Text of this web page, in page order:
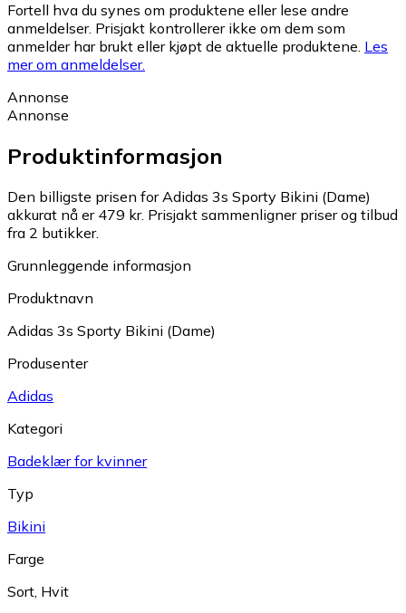
Fortell hva du synes om produktene eller lese andre
anmeldelser. Prisjakt kontrollerer ikke om dem som
anmelder har brukt eller kjøpt de aktuelle produktene. Les
mer om anmeldelser.
Annonse
Annonse
Produktinformasjon
Den billigste prisen for Adidas 3s Sporty Bikini (Dame)
akkurat nå er 479 kr. Prisjakt sammenligner priser og tilbud
fra 2 butikker.
Grunnleggende informasjon
Produktnavn
Adidas 3s Sporty Bikini (Dame)
Produsenter
Adidas
Kategori
Badeklær for kvinner
Typ
Bikini
Farge
Sort Hvit